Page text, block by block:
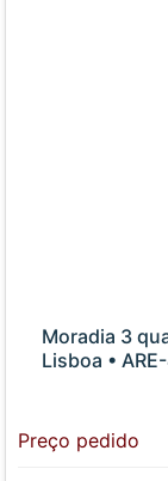
Moradia 3
Lisboa •
Preço pedido